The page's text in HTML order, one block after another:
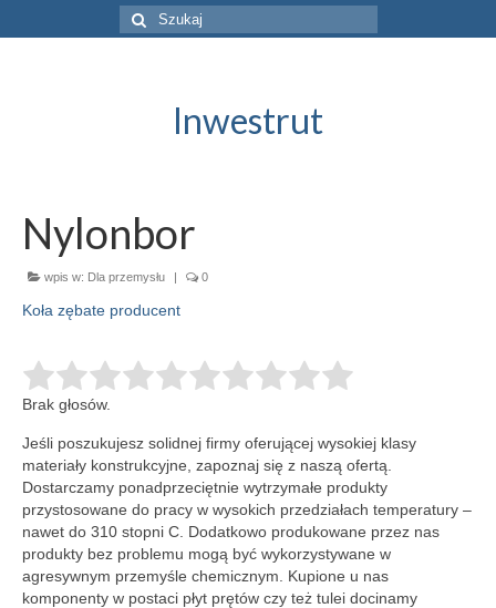
Szuklaj
w:
Inwestrut
Nylonbor
wpis w: Dla przemysłu | 0
Koła zębate producent
Brak głosów.
Jeśli poszukujesz solidnej firmy oferującej wysokiej klasy
materiały konstrukcyjne, zapoznaj się z naszą ofertą.
Dostarczamy ponadprzeciętnie wytrzymałe produkty
przystosowane do pracy w wysokich przedziałach temperatury –
nawet do 310 stopni C. Dodatkowo produkowane przez nas
produkty bez problemu mogą być wykorzystywane w
agresywnym przemyśle chemicznym. Kupione u nas
komponenty w postaci płyt prętów czy też tulei docinamy